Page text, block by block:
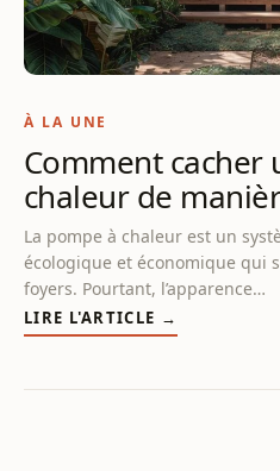
À LA UNE
Comment cacher
chaleur de
La pompe à chaleur est un
écologique et économique qui
foyers. Pourtant, l’apparence…
LIRE L'ARTICLE →